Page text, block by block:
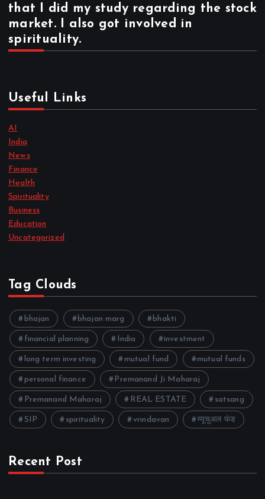
that I did my study regarding the stock
market. I also got involved in
spirituality.
Useful Links
AI
India
News
Finance
Health
Spirituality
Business
Education
Uncategorized
Tag Clouds
bhajan bhajan marg bhakti
financial planning India investment
long term investing mutual fund mutual funds
personal finance Premanand Ji Maharaj
Premanand Maharaj REAL ESTATE satsang
SIP spirituality vrindavan म्यूचुअल फंड
Recent Post